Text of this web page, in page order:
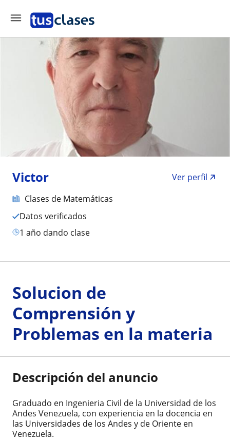
Victor
Ver perfil
Clases de Matemáticas
Datos verificados
1 año dando clase
Solucion de
Comprensión y
Problemas en la materia
Descripción del anuncio
Graduado en Ingenieria Civil de la Universidad de los
Andes Venezuela, con experiencia en la docencia en
las Universidades de los Andes y de Oriente en
Venezuela.